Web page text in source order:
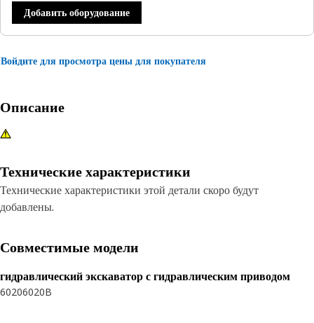
Добавить оборудование
Войдите для просмотра цены для покупателя
Описание
Технические характеристики
Технические характеристики этой детали скоро будут
добавлены.
Совместимые модели
гидравлический экскаватор с гидравлическим приводом
60206020B